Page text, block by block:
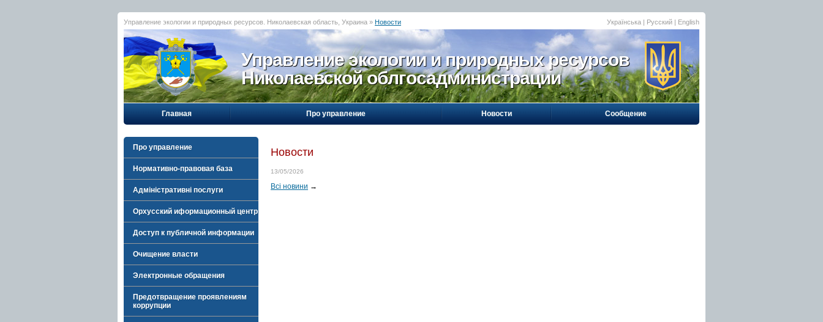
Управление экологии и природных ресурсов. Николаевская область, Украина » Новости Українська | Русский | English
Управление экологии и природных ресурсов
Николаевской облгосадминистрации
Главная Про управление Новости Сообщение
Про управление
Нормативно-правовая база
Адміністративні послуги
Орхусский иформационный центр
Доступ к публичной информации
Очищение власти
Электронные обращения
Предотвращение проявлениям
коррупции
Новости
13/05/2026
Всі новини →